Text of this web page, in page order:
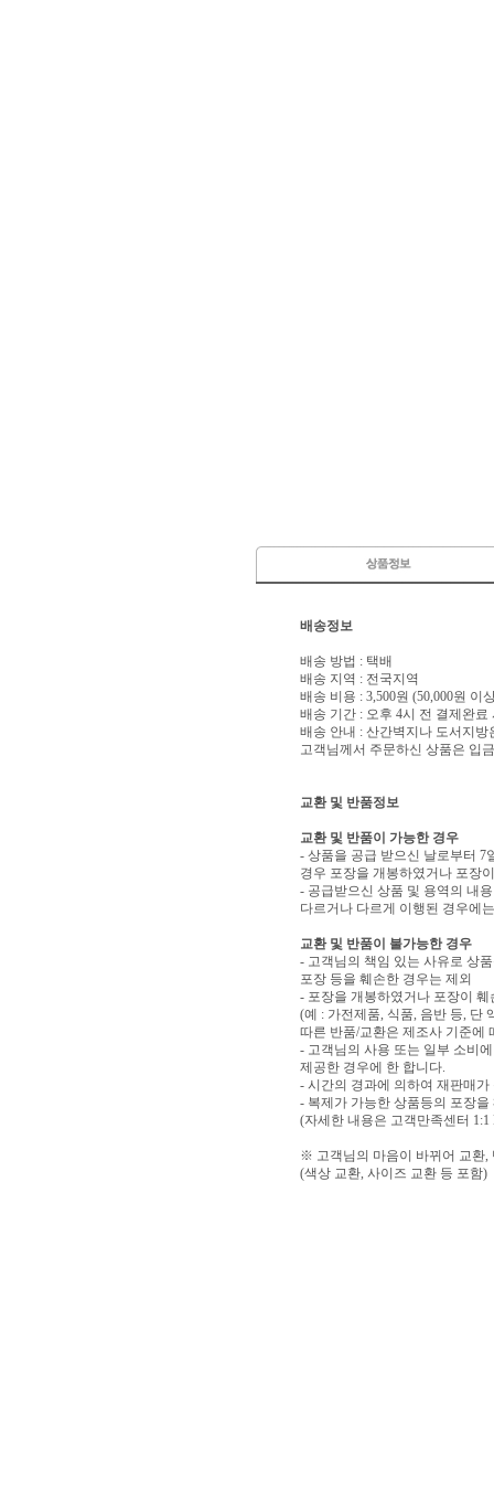
배송정보
배송 방법 : 택배
배송 지역 : 전국지역
배송 비용 : 3,500원 (50,000원 이
배송 기간 : 오후 4시 전 결제완료
배송 안내 : 산간벽지나 도서지
고객님께서 주문하신 상품은 입
교환 및 반품정보
교환 및 반품이 가능한 경우
- 상품을 공급 받으신 날로부터 7
경우 포장을 개봉하였거나 포장
- 공급받으신 상품 및 용역의 내
다르거나 다르게 이행된 경우에
교환 및 반품이 불가능한 경우
- 고객님의 책임 있는 사유로 상
포장 등을 훼손한 경우는 제외
- 포장을 개봉하였거나 포장이
(예 : 가전제품, 식품, 음반 등, 단
따른 반품/교환은 제조사 기준에
- 고객님의 사용 또는 일부 소비
제공한 경우에 한 합니다.
- 시간의 경과에 의하여 재판매
- 복제가 가능한 상품등의 포장을
(자세한 내용은 고객만족센터
※ 고객님의 마음이 바뀌어 교환,
(색상 교환, 사이즈 교환 등 포함)